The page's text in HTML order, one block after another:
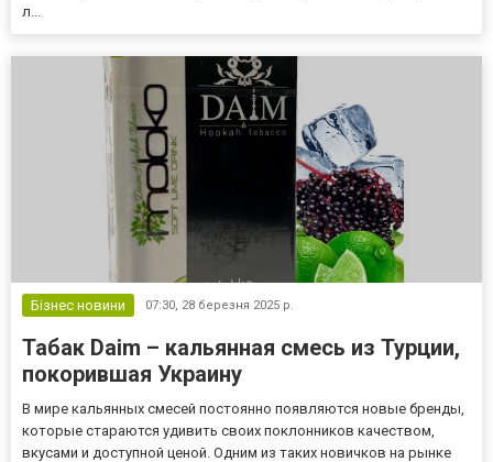
л...
Бізнес новини 07:30, 28 березня 2025 р.
Табак Daim – кальянная смесь из Турции,
покорившая Украину
В мире кальянных смесей постоянно появляются новые бренды,
которые стараются удивить своих поклонников качеством,
вкусами и доступной ценой. Одним из таких новичков на рынке